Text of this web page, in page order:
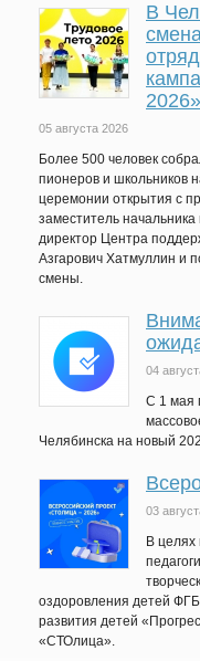
В
2026»
05 августа 2026
Более 500 человек
пионеров и школьников
церемонии открытия с
заместитель
директор Центра
Азгарович Хатмуллин и
смены.
04
C 1 мая
Челябинска на новый
03
В
оздоровления детей
развития детей
«СТОлица».